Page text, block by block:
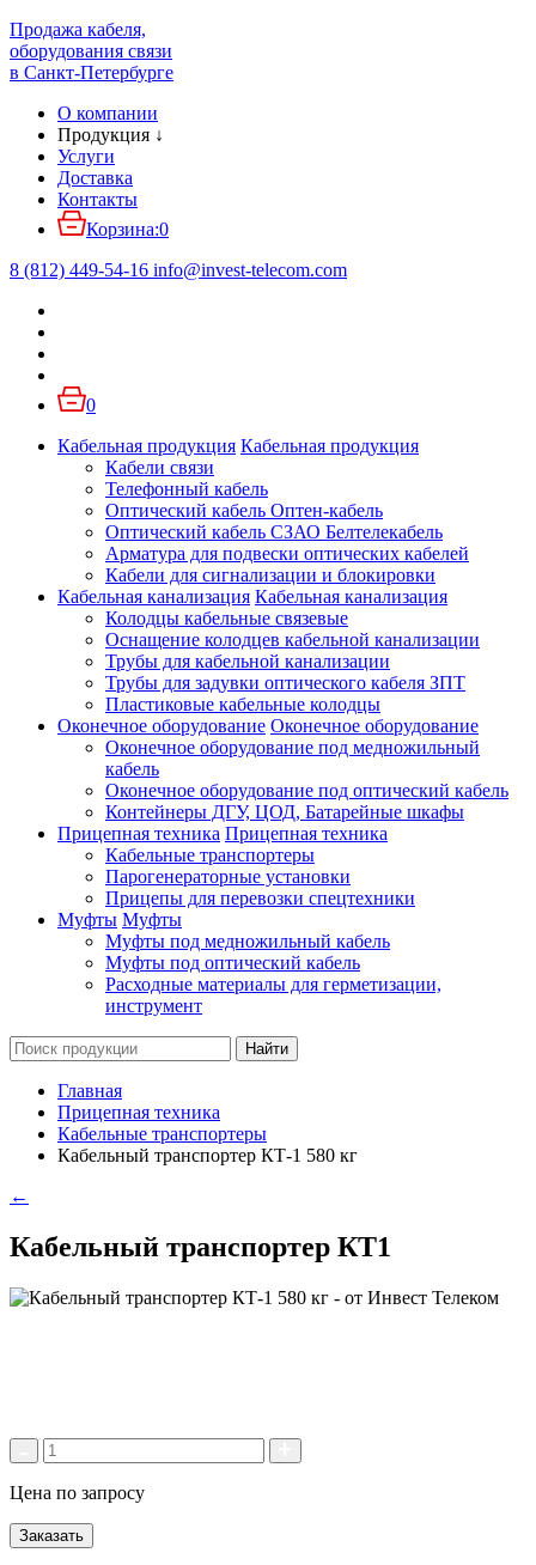
Продажа кабеля,
оборудования связи
в Санкт-Петербурге
О компании
Продукция ↓
Услуги
Доставка
Контакты
Корзина:0
8 (812) 449-54-16 info@invest-telecom.com
0
Кабельная продукция Кабельная продукция
Кабели связи
Телефонный кабель
Оптический кабель Оптен-кабель
Оптический кабель СЗАО Белтелекабель
Арматура для подвески оптических кабелей
Кабели для сигнализации и блокировки
Кабельная канализация Кабельная канализация
Колодцы кабельные связевые
Оснащение колодцев кабельной канализации
Трубы для кабельной канализации
Трубы для задувки оптического кабеля ЗПТ
Пластиковые кабельные колодцы
Оконечное оборудование Оконечное оборудование
Оконечное оборудование под медножильный
кабель
Оконечное оборудование под оптический кабель
Контейнеры ДГУ, ЦОД, Батарейные шкафы
Прицепная техника Прицепная техника
Кабельные транспортеры
Парогенераторные установки
Прицепы для перевозки спецтехники
Муфты Муфты
Муфты под медножильный кабель
Муфты под оптический кабель
Расходные материалы для герметизации,
инструмент
Главная
Прицепная техника
Кабельные транспортеры
Кабельный транспортер КТ-1 580 кг
←
Кабельный транспортер КТ1
Цена по запросу
Заказать